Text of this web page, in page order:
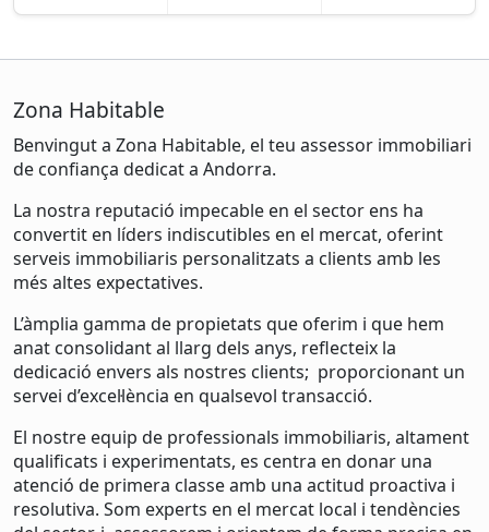
Zona Habitable
Benvingut a Zona Habitable, el teu assessor immobiliari
de confiança dedicat a Andorra.
La nostra reputació impecable en el sector ens ha
convertit en líders indiscutibles en el mercat, oferint
serveis immobiliaris personalitzats a clients amb les
més altes expectatives.
L’àmplia gamma de propietats que oferim i que hem
anat consolidant al llarg dels anys, reflecteix la
dedicació envers als nostres clients; proporcionant un
servei d’excel·lència en qualsevol transacció.
El nostre equip de professionals immobiliaris, altament
qualificats i experimentats, es centra en donar una
atenció de primera classe amb una actitud proactiva i
resolutiva. Som experts en el mercat local i tendències